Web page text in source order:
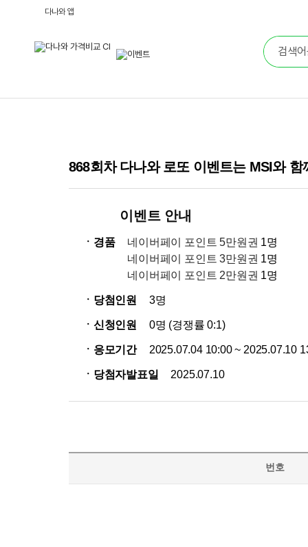
다나와 앱
868회차 다나와 로또 이벤트는 MSI와
이벤트 안내
ㆍ경품 네이버페이 포인트 5만원권 1명
네이버페이 포인트 3만원권 1명
네이버페이 포인트 2만원권 1명
ㆍ당첨인원 3명
ㆍ신청인원 0명 (경쟁률 0:1)
ㆍ응모기간 2025.07.04 10:00 ~ 2025.07.10
ㆍ당첨자발표일 2025.07.10
번호